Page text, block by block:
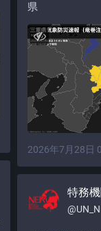
県
2026年7月28日
特務
@